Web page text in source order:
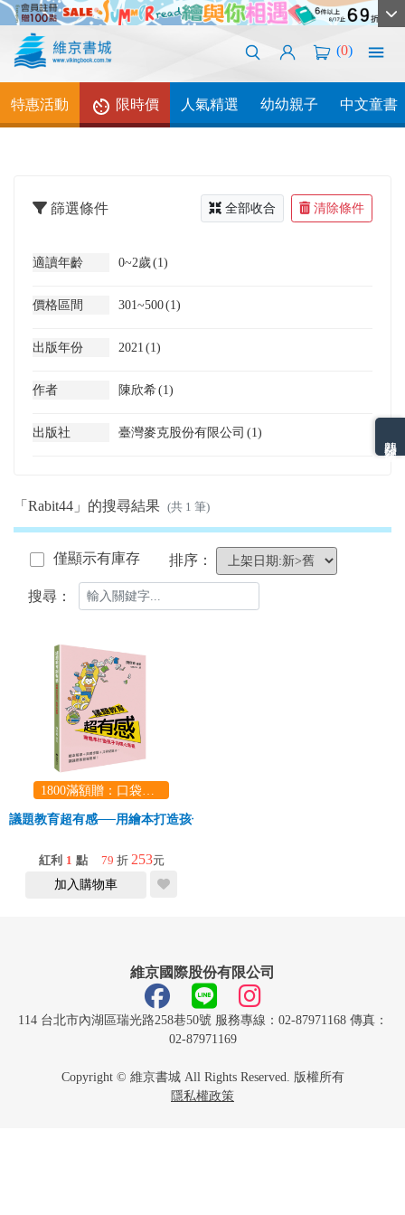
(0)
特惠活動 限時價 人氣精選 幼幼親子 中文童書
篩選條件 全部收合 清除條件
適讀年齡 0~2歲(1)
價格區間 301~500(1)
出版年份 2021 (1)
作者 陳欣希(1)
出版社 臺灣麥克股份有限公司 (1)
「Rabit44」的搜尋結果 (共 1 筆)
僅顯示有庫存 排序：
搜尋：
1800滿額贈：口袋玩具一份（隨機出貨） (summer read)
議題教育超有感──用繪本打造孩子的核心素養
紅利 1 點 79 折 253元
加入購物車
維京國際股份有限公司
114 台北市內湖區瑞光路258巷50號 服務專線：02-87971168 傳真：
02-87971169
Copyright © 維京書城 All Rights Reserved. 版權所有
隱私權政策